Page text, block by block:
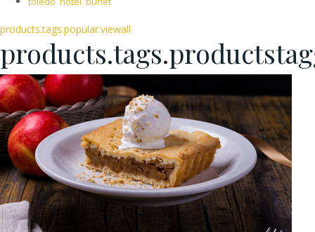
products.tags.popular.viewall